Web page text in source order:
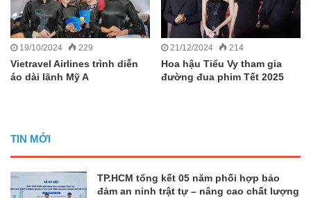
19/10/2024 229
Vietravel Airlines trình diễn
áo dài lãnh Mỹ A
21/12/2024 214
Hoa hậu Tiểu Vy tham gia
đường đua phim Tết 2025
TIN MỚI
TP.HCM tổng kết 05 năm phối hợp bảo
đảm an ninh trật tự – nâng cao chất lượng